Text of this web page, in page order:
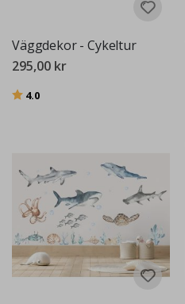
Väggdekor - Cykeltur
295,00 kr
Betyg:
4.0